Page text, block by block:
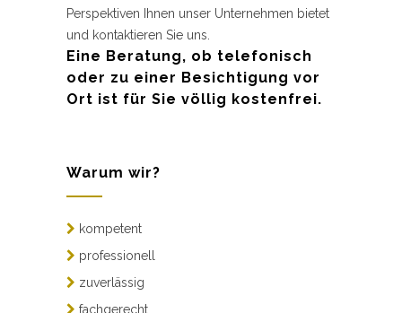
Perspektiven Ihnen unser Unternehmen bietet
und kontaktieren Sie uns.
Eine Beratung, ob telefonisch
oder zu einer Besichtigung vor
Ort ist für Sie völlig kostenfrei.
Warum wir?
kompetent
professionell
zuverlässig
fachgerecht